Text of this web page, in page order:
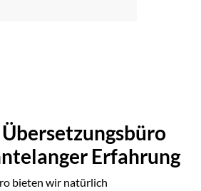
Erfahrung
bieten wir natürlich